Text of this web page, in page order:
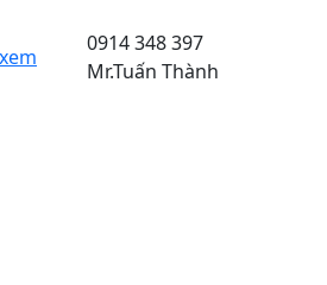
0914 348 397
Mr.Tuấn Thành